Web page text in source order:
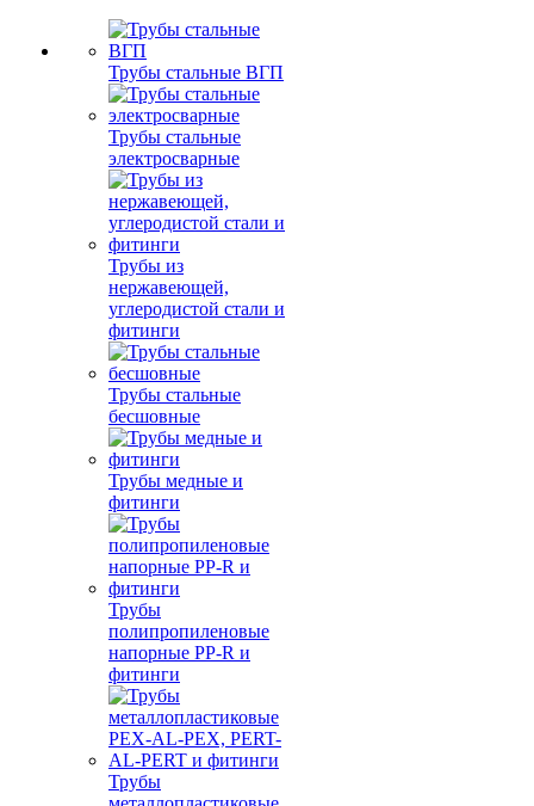
Трубы стальные ВГП
Трубы стальные
электросварные
Трубы из
нержавеющей,
углеродистой стали и
фитинги
Трубы стальные
бесшовные
Трубы медные и
фитинги
Трубы
полипропиленовые
напорные PP-R и
фитинги
Трубы